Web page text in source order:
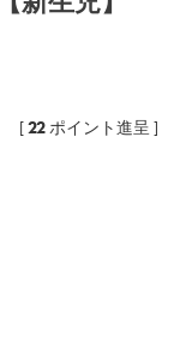
[22ポイント進呈 ]